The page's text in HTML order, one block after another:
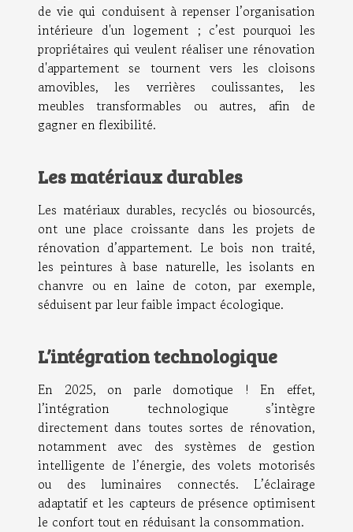
de vie qui conduisent à repenser l’organisation
intérieure d'un logement ; c’est pourquoi les
propriétaires qui veulent réaliser une rénovation
d'appartement se tournent vers les cloisons
amovibles, les verrières coulissantes, les
meubles transformables ou autres, afin de
gagner en flexibilité.
Les matériaux durables
Les matériaux durables, recyclés ou biosourcés,
ont une place croissante dans les projets de
rénovation d’appartement. Le bois non traité,
les peintures à base naturelle, les isolants en
chanvre ou en laine de coton, par exemple,
séduisent par leur faible impact écologique.
L’intégration technologique
En 2025, on parle domotique ! En effet,
l’intégration technologique s’intègre
directement dans toutes sortes de rénovation,
notamment avec des systèmes de gestion
intelligente de l’énergie, des volets motorisés
ou des luminaires connectés. L’éclairage
adaptatif et les capteurs de présence optimisent
le confort tout en réduisant la consommation.